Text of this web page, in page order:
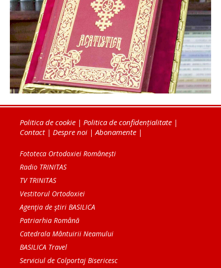
Politica de cookie | Politica de confidențialitate |
Contact| Despre noi | Abonamente |
Fototeca Ortodoxiei Românești
Radio TRINITAS
TV TRINITAS
Vestitorul Ortodoxiei
Agenţia de ştiri BASILICA
Patriarhia Română
Catedrala Mântuirii Neamului
BASILICA Travel
Serviciul de Colportaj Bisericesc